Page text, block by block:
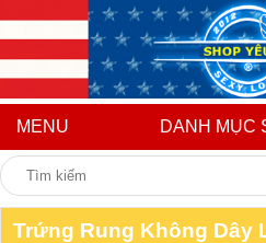
MENU DANH MỤC
Trứng Rung Không Dây